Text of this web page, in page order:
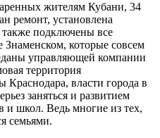
жителям Кубани, 34
ремонт, установлена
подключены все
которые совсем
управляющей компании
территория
Краснодара, власти города в
заняться и развитием
и школ. Ведь многие из тех,
семьями.